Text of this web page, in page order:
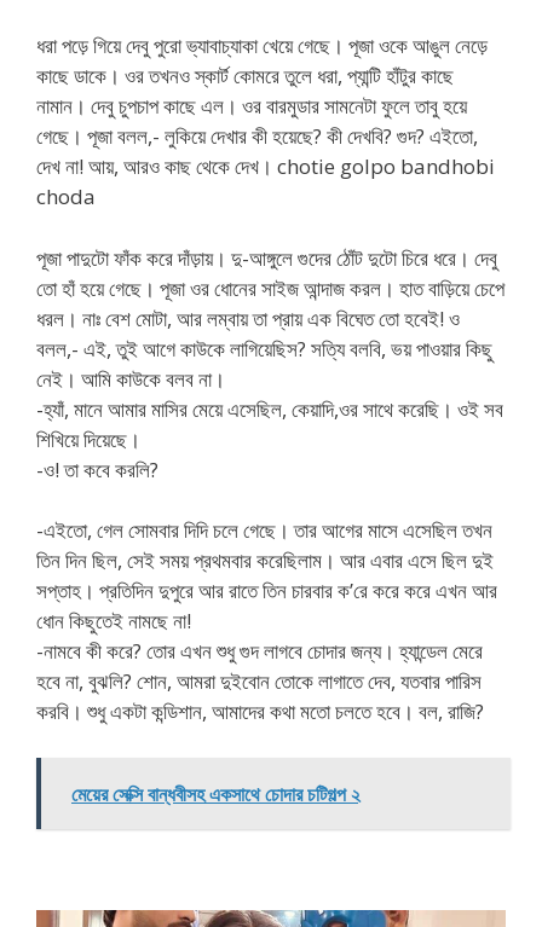
ধরা পড়ে গিয়ে দেবু পুরো ভ্যাবাচ্যাকা খেয়ে গেছে। পূজা ওকে আঙুল নেড়ে
কাছে ডাকে। ওর তখনও স্কার্ট কোমরে তুলে ধরা, প্যান্টি হাঁটুর কাছে
নামান। দেবু চুপচাপ কাছে এল। ওর বারমুডার সামনেটা ফুলে তাবু হয়ে
গেছে। পূজা বলল,- লুকিয়ে দেখার কী হয়েছে? কী দেখবি? গুদ? এইতো,
দেখ না! আয়, আরও কাছ থেকে দেখ। chotie golpo bandhobi
choda
পূজা পাদুটো ফাঁক করে দাঁড়ায়। দু-আঙ্গুলে গুদের ঠোঁট দুটো চিরে ধরে। দেবু
তো হাঁ হয়ে গেছে। পূজা ওর ধোনের সাইজ আন্দাজ করল। হাত বাড়িয়ে চেপে
ধরল। নাঃ বেশ মোটা, আর লম্বায় তা প্রায় এক বিঘেত তো হবেই! ও
বলল,- এই, তুই আগে কাউকে লাগিয়েছিস? সত্যি বলবি, ভয় পাওয়ার কিছু
নেই। আমি কাউকে বলব না।
-হ্যাঁ, মানে আমার মাসির মেয়ে এসেছিল, কেয়াদি,ওর সাথে করেছি। ওই সব
শিখিয়ে দিয়েছে।
-ও! তা কবে করলি?
-এইতো, গেল সোমবার দিদি চলে গেছে। তার আগের মাসে এসেছিল তখন
তিন দিন ছিল, সেই সময় প্রথমবার করেছিলাম। আর এবার এসে ছিল দুই
সপ্তাহ। প্রতিদিন দুপুরে আর রাতে তিন চারবার ক’রে করে করে এখন আর
ধোন কিছুতেই নামছে না!
-নামবে কী করে? তোর এখন শুধু গুদ লাগবে চোদার জন্য। হ্যান্ডেল মেরে
হবে না, বুঝলি? শোন, আমরা দুইবোন তোকে লাগাতে দেব, যতবার পারিস
করবি। শুধু একটা কন্ডিশান, আমাদের কথা মতো চলতে হবে। বল, রাজি?
মেয়ের সেক্সি বান্ধবীসহ একসাথে চোদার চটিগল্প ২